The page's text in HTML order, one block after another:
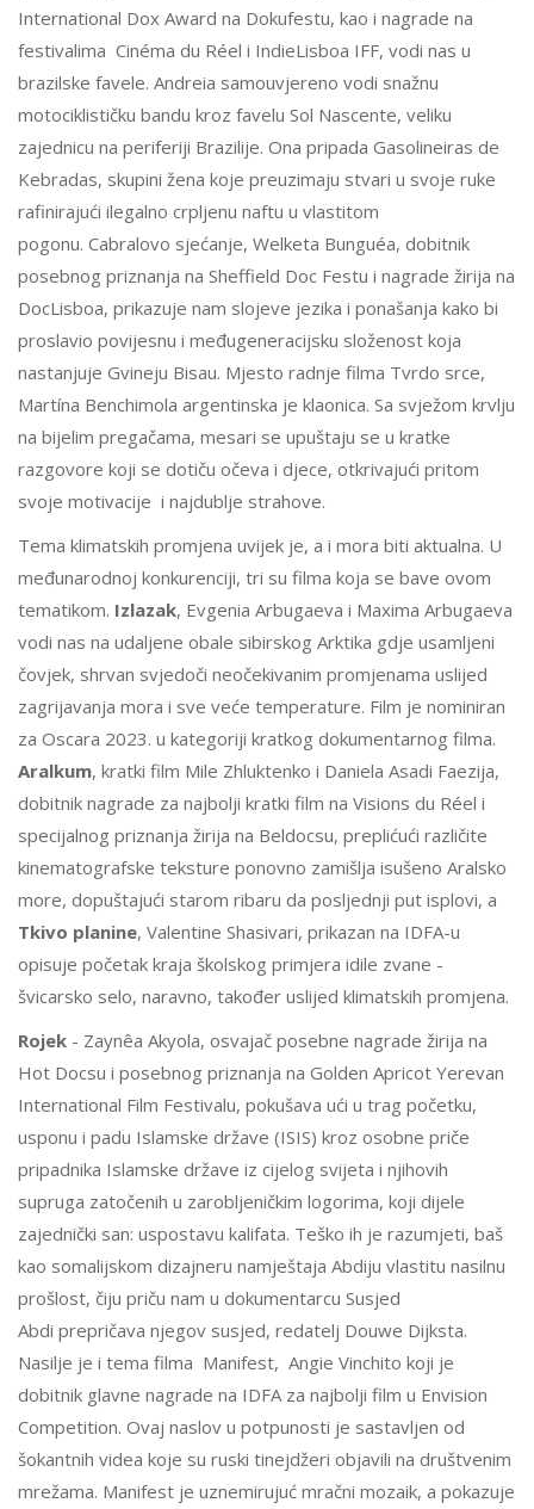
International Dox Award na Dokufestu, kao i nagrade na
festivalima Cinéma du Réel i IndieLisboa IFF, vodi nas u
brazilske favele. Andreia samouvjereno vodi snažnu
motociklističku bandu kroz favelu Sol Nascente, veliku
zajednicu na periferiji Brazilije. Ona pripada Gasolineiras de
Kebradas, skupini žena koje preuzimaju stvari u svoje ruke
rafinirajući ilegalno crpljenu naftu u vlastitom
pogonu. Cabralovo sjećanje, Welketa Bunguéa, dobitnik
posebnog priznanja na Sheffield Doc Festu i nagrade žirija na
DocLisboa, prikazuje nam slojeve jezika i ponašanja kako bi
proslavio povijesnu i međugeneracijsku složenost koja
nastanjuje Gvineju Bisau. Mjesto radnje filma Tvrdo srce,
Martína Benchimola argentinska je klaonica. Sa svježom krvlju
na bijelim pregačama, mesari se upuštaju se u kratke
razgovore koji se dotiču očeva i djece, otkrivajući pritom
svoje motivacije i najdublje strahove.
Tema klimatskih promjena uvijek je, a i mora biti aktualna. U
međunarodnoj konkurenciji, tri su filma koja se bave ovom
tematikom. Izlazak, Evgenia Arbugaeva i Maxima Arbugaeva
vodi nas na udaljene obale sibirskog Arktika gdje usamljeni
čovjek, shrvan svjedoči neočekivanim promjenama uslijed
zagrijavanja mora i sve veće temperature. Film je nominiran
za Oscara 2023. u kategoriji kratkog dokumentarnog filma.
Aralkum, kratki film Mile Zhluktenko i Daniela Asadi Faezija,
dobitnik nagrade za najbolji kratki film na Visions du Réel i
specijalnog priznanja žirija na Beldocsu, preplićući različite
kinematografske teksture ponovno zamišlja isušeno Aralsko
more, dopuštajući starom ribaru da posljednji put isplovi, a
Tkivo planine, Valentine Shasivari, prikazan na IDFA-u
opisuje početak kraja školskog primjera idile zvane -
švicarsko selo, naravno, također uslijed klimatskih promjena.
Rojek - Zaynêa Akyola, osvajač posebne nagrade žirija na
Hot Docsu i posebnog priznanja na Golden Apricot Yerevan
International Film Festivalu, pokušava ući u trag početku,
usponu i padu Islamske države (ISIS) kroz osobne priče
pripadnika Islamske države iz cijelog svijeta i njihovih
supruga zatočenih u zarobljeničkim logorima, koji dijele
zajednički san: uspostavu kalifata. Teško ih je razumjeti, baš
kao somalijskom dizajneru namještaja Abdiju vlastitu nasilnu
prošlost, čiju priču nam u dokumentarcu Susjed
Abdi prepričava njegov susjed, redatelj Douwe Dijksta.
Nasilje je i tema filma Manifest, Angie Vinchito koji je
dobitnik glavne nagrade na IDFA za najbolji film u Envision
Competition. Ovaj naslov u potpunosti je sastavljen od
šokantnih videa koje su ruski tinejdžeri objavili na društvenim
mrežama. Manifest je uznemirujuć mračni mozaik, a pokazuje